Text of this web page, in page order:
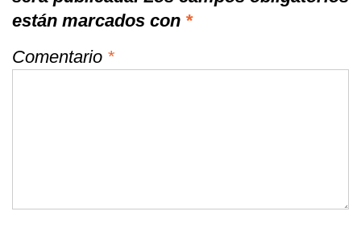
están marcados con *
Comentario *